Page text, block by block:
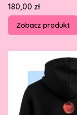
Cena
180,00 zł
Zobacz produkt